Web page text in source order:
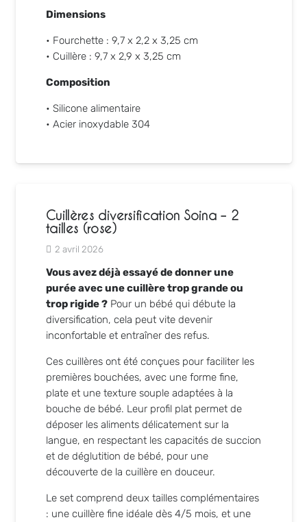
Dimensions
• Fourchette : 9,7 x 2,2 x 3,25 cm
• Cuillère : 9,7 x 2,9 x 3,25 cm
Composition
• Silicone alimentaire
• Acier inoxydable 304
Cuillères diversification Soina – 2
tailles (rose)
2 avril 2026
Vous avez déjà essayé de donner une
purée avec une cuillère trop grande ou
trop rigide ?Pour un bébé qui débute la
diversification, cela peut vite devenir
inconfortable et entraîner des refus.
Ces cuillères ont été conçues pour faciliter les
premières bouchées, avec une forme fine,
plate et une texture souple adaptées à la
bouche de bébé. Leur profil plat permet de
déposer les aliments délicatement sur la
langue, en respectant les capacités de succion
et de déglutition de bébé, pour une
découverte de la cuillère en douceur.
Le set comprend deux tailles complémentaires
: une cuillère fine idéale dès 4/5 mois, et une